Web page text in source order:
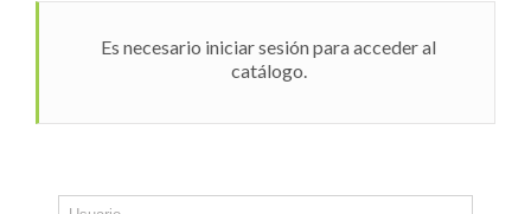
Es necesario iniciar sesión para acceder al
catálogo.